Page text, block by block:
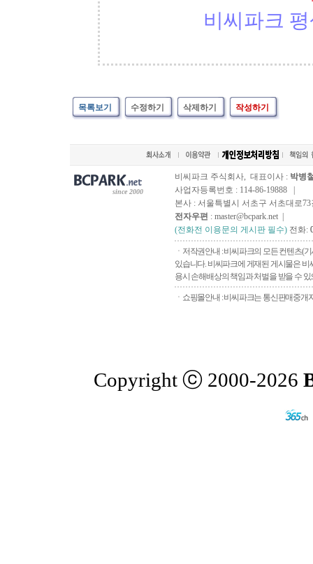
비씨파크
목록보기 수정하기 삭제하기 작성하기
since 2000
비씨파크 주식회사, 대표이사 : 박병
사업자등록번호 : 114-86-19888 |
본사 : 서울특별시 서초구 서초대로73
전자우편 : master@bcpark.net |
(전화전 이용문의 게시판 필수) 전화:
ㆍ저작권안내 : 비씨파크의 모든 컨텐츠(
있습니다. 비씨파크에 게재된 게시물은
용시 손해배상의 책임과 처벌을 받을 수
ㆍ쇼핑몰안내 : 비씨파크는 통신판매중개
Copyright ⓒ 2000-2026